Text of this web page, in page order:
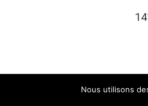
Nous utilisons